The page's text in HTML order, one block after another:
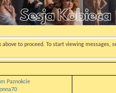
above to proceed. To start viewing